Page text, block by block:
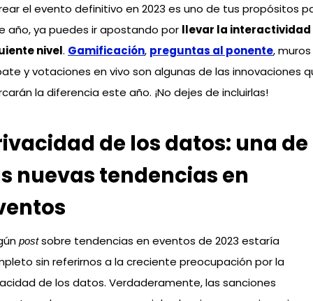
el evento definitivo en 2023 es uno de tus propósitos
año, ya puedes ir apostando por llevar la interactividad
nivel. Gamificación, preguntas al ponente,
y votaciones en vivo son algunas de las innovaciones
la diferencia este año. ¡No dejes de incluirlas!
de los datos: una de
nuevas tendencias en
postsobre tendencias en eventos de 2023 estaría
sin referirnos a la creciente preocupación por la
de los datos. Verdaderamente, las sanciones